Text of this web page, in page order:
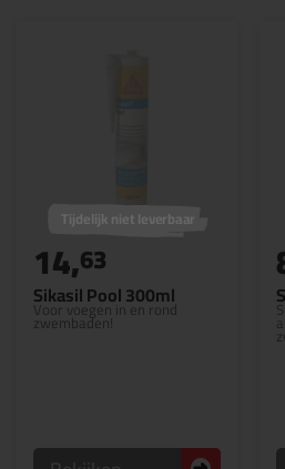
Sikasil Pool 300ml
Voor voegen in en rond
zwembaden!
Tijdelijk niet leverbaar
14,63